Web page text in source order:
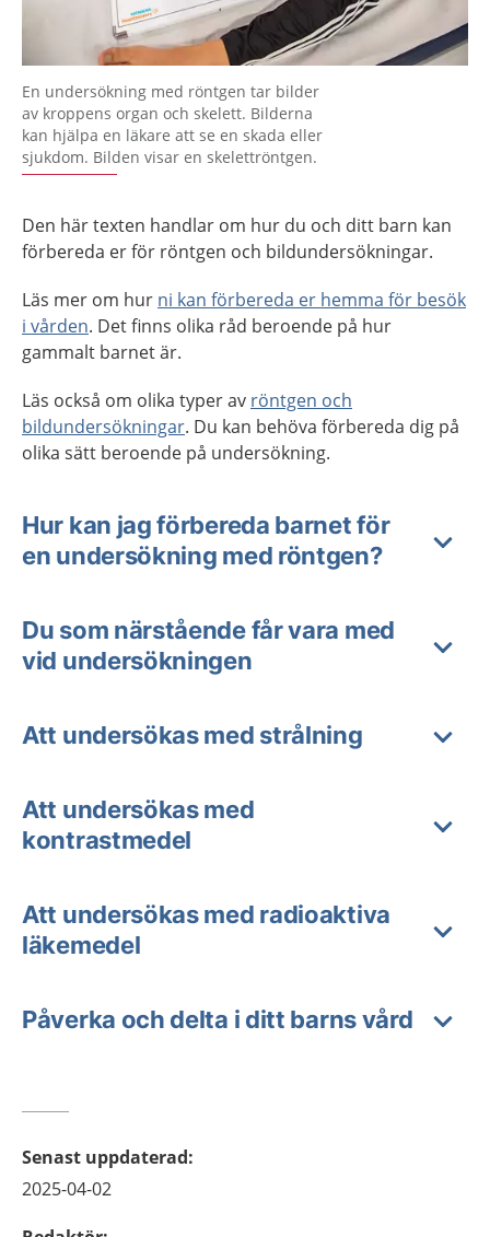
En undersökning med röntgen tar bilder
av kroppens organ och skelett. Bilderna
kan hjälpa en läkare att se en skada eller
sjukdom. Bilden visar en skelettröntgen.
Den här texten handlar om hur du och ditt barn kan
förbereda er för röntgen och bildundersökningar.
Läs mer om hur ni kan förbereda er hemma för besök
i vården. Det finns olika råd beroende på hur
gammalt barnet är.
Läs också om olika typer av röntgen och
bildundersökningar. Du kan behöva förbereda dig på
olika sätt beroende på undersökning.
Hur kan jag förbereda barnet för
en undersökning med röntgen?
Du som närstående får vara med
vid undersökningen
Att undersökas med strålning
Att undersökas med
kontrastmedel
Att undersökas med radioaktiva
läkemedel
Påverka och delta i ditt barns vård
Senast uppdaterad:
2025-04-02